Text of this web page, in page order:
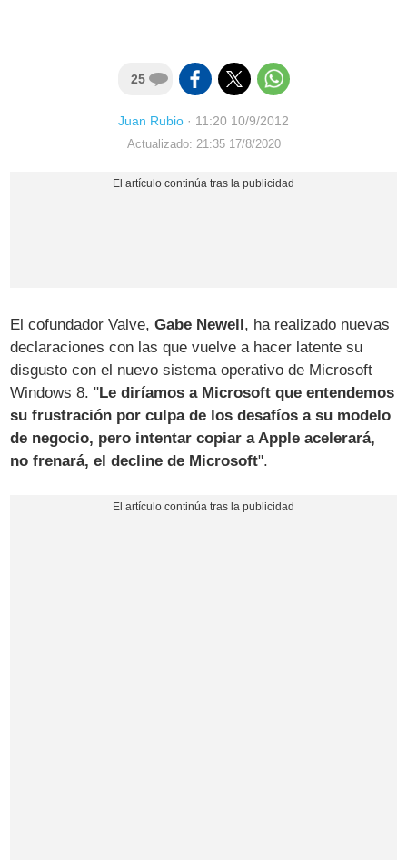
25
Juan Rubio · 11:20 10/9/2012
Actualizado: 21:35 17/8/2020
El cofundador Valve,Gabe Newell, ha realizado nuevas
declaraciones con las que vuelve a hacer latente su
disgusto con el nuevo sistema operativo de Microsoft
Windows 8. "Le diríamos a Microsoft que entendemos
su frustración por culpa de los desafíos a su modelo
de negocio, pero intentar copiar a Apple acelerará,
no frenará, el decline de Microsoft".